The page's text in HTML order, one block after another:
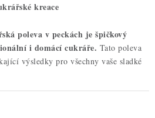
Moje objednávka
údajů
kreace
poleva v peckách je špičkový
i domácí cukráře. Tato poleva
výsledky pro všechny vaše sladké